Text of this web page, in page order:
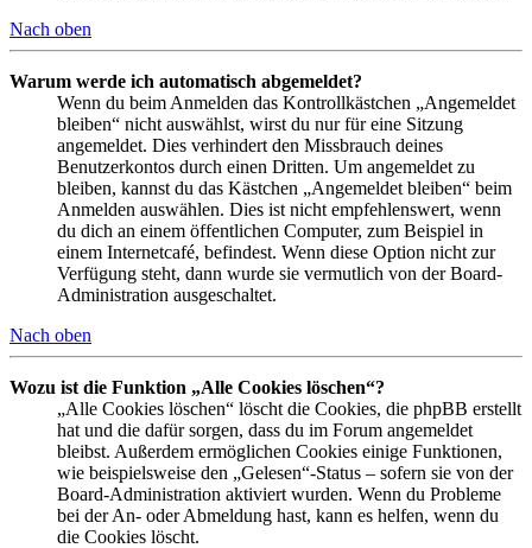
Nach oben
Warum werde ich automatisch abgemeldet?
Wenn du beim Anmelden das Kontrollkästchen „Angemeldet
bleiben“ nicht auswählst, wirst du nur für eine Sitzung
angemeldet. Dies verhindert den Missbrauch deines
Benutzerkontos durch einen Dritten. Um angemeldet zu
bleiben, kannst du das Kästchen „Angemeldet bleiben“ beim
Anmelden auswählen. Dies ist nicht empfehlenswert, wenn
du dich an einem öffentlichen Computer, zum Beispiel in
einem Internetcafé, befindest. Wenn diese Option nicht zur
Verfügung steht, dann wurde sie vermutlich von der Board-
Administration ausgeschaltet.
Nach oben
Wozu ist die Funktion „Alle Cookies löschen“?
„Alle Cookies löschen“ löscht die Cookies, die phpBB erstellt
hat und die dafür sorgen, dass du im Forum angemeldet
bleibst. Außerdem ermöglichen Cookies einige Funktionen,
wie beispielsweise den „Gelesen“-Status – sofern sie von der
Board-Administration aktiviert wurden. Wenn du Probleme
bei der An- oder Abmeldung hast, kann es helfen, wenn du
die Cookies löscht.